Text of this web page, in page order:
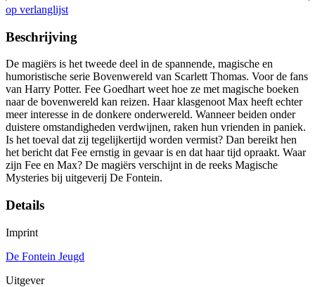
op verlanglijst
Beschrijving
De magiërs is het tweede deel in de spannende, magische en
humoristische serie Bovenwereld van Scarlett Thomas. Voor de fans
van Harry Potter. Fee Goedhart weet hoe ze met magische boeken
naar de bovenwereld kan reizen. Haar klasgenoot Max heeft echter
meer interesse in de donkere onderwereld. Wanneer beiden onder
duistere omstandigheden verdwijnen, raken hun vrienden in paniek.
Is het toeval dat zij tegelijkertijd worden vermist? Dan bereikt hen
het bericht dat Fee ernstig in gevaar is en dat haar tijd opraakt. Waar
zijn Fee en Max? De magiërs verschijnt in de reeks Magische
Mysteries bij uitgeverij De Fontein.
Details
Imprint
De Fontein Jeugd
Uitgever